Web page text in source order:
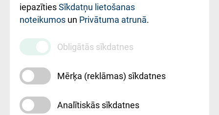
iestādes kods
010000234
Maksas
pakalpojumu
cenrādis
iepazītiesSīkdatņu lietošanas
noteikumos un Privātuma atrunā.
Obligātās sīkdatnes
Mērķa (reklāmas) sīkdatnes
Analītiskās sīkdatnes